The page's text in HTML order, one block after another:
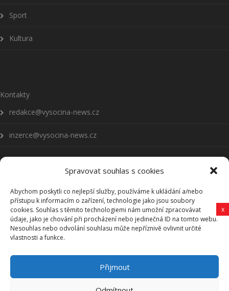
Spravovat souhlas s cookies
Abychom poskytli co nejlepší služby, používáme k ukládání a/nebo
přístupu k informacím o zařízení, technologie jako jsou soubory
cookies. Souhlas s těmito technologiemi nám umožní zpracovávat
údaje, jako je chování při procházení nebo jedinečná ID na tomto webu.
Nesouhlas nebo odvolání souhlasu může nepříznivě ovlivnit určité
vlastnosti a funkce.
Přijmout
Sport
Kultura
Kontakty
redakce@vysocina-news.cz
inzerce@vysocina-news.cz
Přihlásit se k odběru novinek
Všeobecné podmínky
Vysočina-news.cz
Zpravodajství z Vysočiny
x